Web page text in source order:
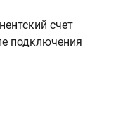
счет
подключения